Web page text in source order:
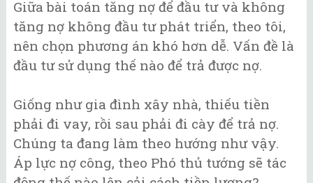
Giữa bài toán tăng nợ để đầu tư và không
tăng nợ không đầu tư phát triển, theo tôi,
nên chọn phương án khó hơn dễ. Vấn đề là
đầu tư sử dụng thế nào để trả được nợ.
Giống như gia đình xây nhà, thiếu tiền
phải đi vay, rồi sau phải đi cày để trả nợ.
Chúng ta đang làm theo hướng như vậy.
Áp lực nợ công, theo Phó thủ tướng sẽ tác